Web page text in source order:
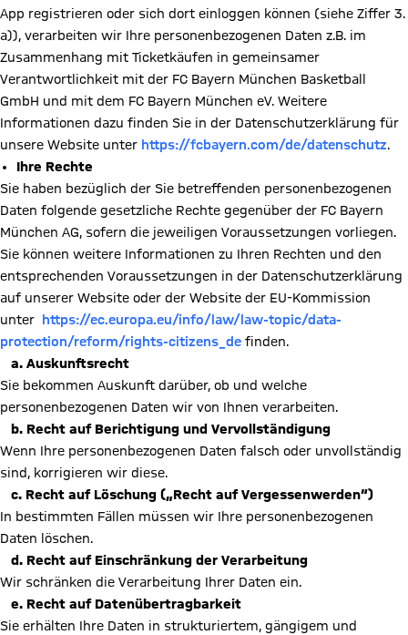
App registrieren oder sich dort einloggen können (siehe Ziffer 3.
a)), verarbeiten wir Ihre personenbezogenen Daten z.B. im
Zusammenhang mit Ticketkäufen in gemeinsamer
Verantwortlichkeit mit der FC Bayern München Basketball
GmbH und mit dem FC Bayern München eV. Weitere
Informationen dazu finden Sie in der Datenschutzerklärung für
unsere Website unter https://fcbayern.com/de/datenschutz.
Ihre Rechte
Sie haben bezüglich der Sie betreffenden personenbezogenen
Daten folgende gesetzliche Rechte gegenüber der FC Bayern
München AG, sofern die jeweiligen Voraussetzungen vorliegen.
Sie können weitere Informationen zu Ihren Rechten und den
entsprechenden Voraussetzungen in der Datenschutzerklärung
auf unserer Website oder der Website der EU-Kommission
unter
https://ec.europa.eu/info/law/law-topic/data-
protection/reform/rights-citizens_de finden.
a. Auskunftsrecht
Sie bekommen Auskunft darüber, ob und welche
personenbezogenen Daten wir von Ihnen verarbeiten.
b. Recht auf Berichtigung und Vervollständigung
Wenn Ihre personenbezogenen Daten falsch oder unvollständig
sind, korrigieren wir diese.
c. Recht auf Löschung („Recht auf Vergessenwerden“)
In bestimmten Fällen müssen wir Ihre personenbezogenen
Daten löschen.
d. Recht auf Einschränkung der Verarbeitung
Wir schränken die Verarbeitung Ihrer Daten ein.
e. Recht auf Datenübertragbarkeit
Sie erhälten Ihre Daten in strukturiertem, gängigem und